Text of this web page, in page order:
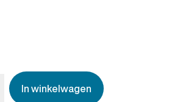
In winkelwagen